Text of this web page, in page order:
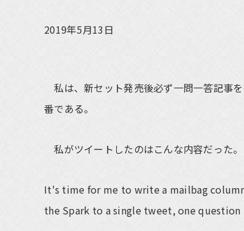
2019年5月13日
私は、新セット発売後必ず一問一答記事
番である。
私がツイートしたのはこんな内容だった。
It's time for me to write a mailbag
the Spark to a single tweet, one question